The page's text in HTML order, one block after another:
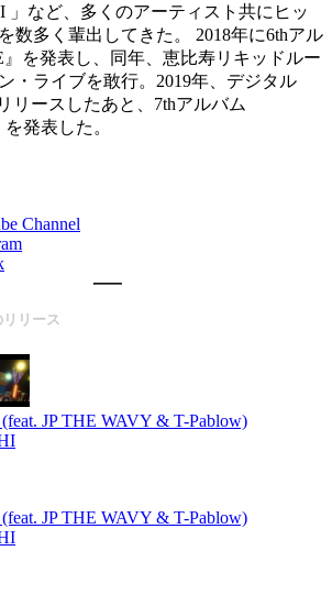
」など、多くのアーティスト共にヒッ
数多く輩出してきた。 2018年に6thアル
を発表し、同年、恵比寿リキッドルー
・ライブを敢行。2019年、デジタル
リースしたあと、7thアルバム
発表した。
リース
(feat. JP THE WAVY & T-Pablow)
(feat. JP THE WAVY & T-Pablow)